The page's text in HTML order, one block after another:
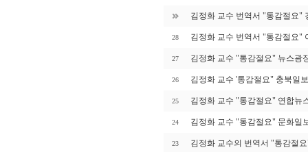
김정화 교수 번역서 "통감절요"
28 김정화 교수 번역서 "통감절요"
27 김정화 교수 "통감절요" 뉴스광
26 김정화 교수 '통감절요" 충북일
25 김정화 교수 "통감절요" 연합뉴
24 김정화 교수 "통감절요" 문화일
23 김정화 교수의 번역서 "통감절